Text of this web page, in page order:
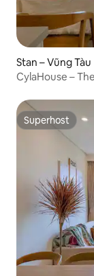
Stan – Vũng Tàu
CylaHouse –
Superhost
Superhost